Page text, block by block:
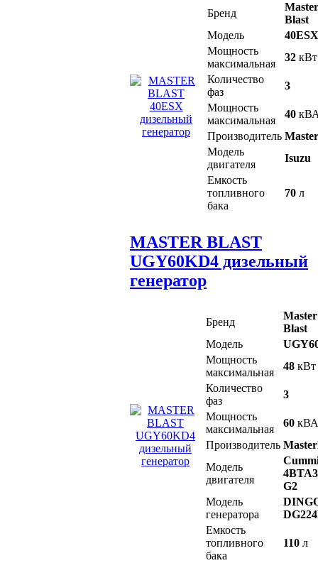
Бренд
Master
Blast
Модель
40ESX
Мощность
максимальная
32 кВт
Количество
фаз
3
Мощность
максимальная
40
Производитель
Модель
двигателя
Isuzu
Емкость
топливного
бака
70 л
MASTER BLAST
UGY60KD4 дизельный
генератор
Бренд
Master
Blast
Модель
Мощность
максимальная
48 кВт
Количество
фаз
3
Мощность
максимальная
60 кВА
Производитель
Модель
двигателя
G2
Модель
генератора
Емкость
топливного
бака
110 л